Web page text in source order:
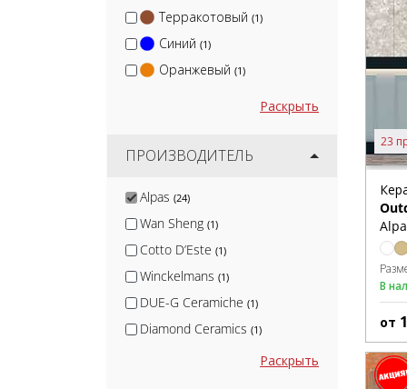
Терракотовый (1)
Синий (1)
Оранжевый (1)
Раскрыть
ПРОИЗВОДИТЕЛЬ
Alpas (24)
Wan Sheng (1)
Cotto D’Este (1)
Winckelmans (1)
DUE-G Ceramiche (1)
Diamond Ceramics (1)
Раскрыть
23
В
от